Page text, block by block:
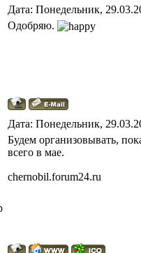
Дата: Понедельник,
Одобряю.
Дата: Понедельник,
Будем организовывать,
всего в мае.
chernobil.forum24.ru